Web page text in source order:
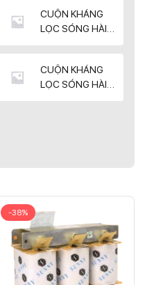
CUỘN KHÁNG
LỌC SÓNG HÀI
CUỘN KHÁNG
LỌC SÓNG HÀI
-38%